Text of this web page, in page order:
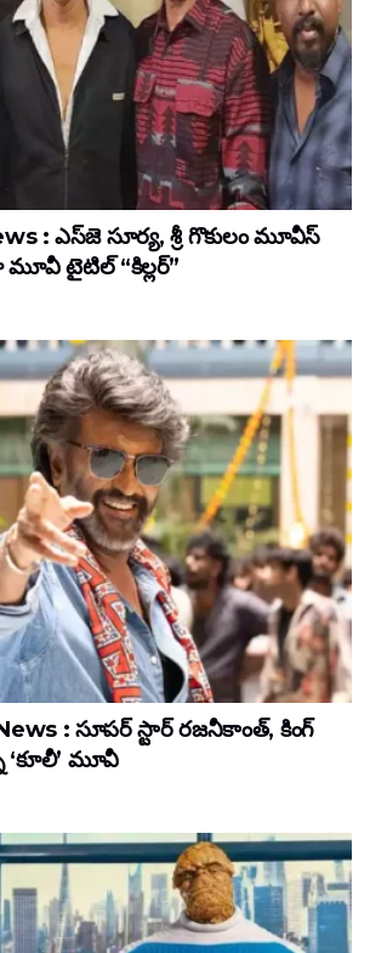
: ఎస్‌జె సూర్య, శ్రీ గొకులం మూవీస్‌
టైటిల్ “కిల్లర్”
: సూపర్ స్టార్ రజనీకాంత్, కింగ్
‘కూలీ’ మూవీ